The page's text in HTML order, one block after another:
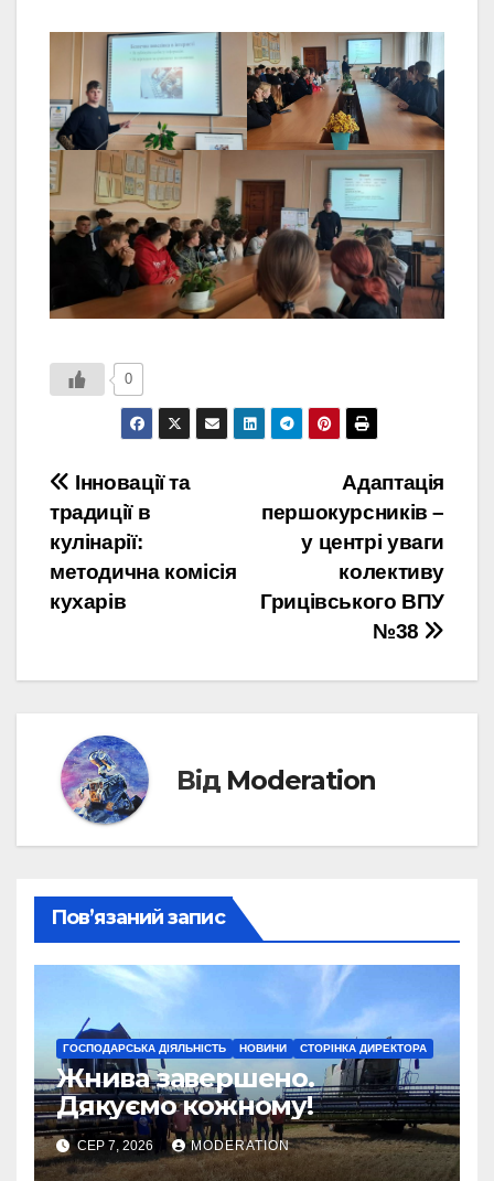
0
Навігація
записів
Адаптація
першокурсників –
у центрі уваги
колективу
Грицівського ВПУ
№38
Інновації та
традиції в
кулінарії:
методична комісія
кухарів
Від Moderation
Пов’язаний запис
ГОСПОДАРСЬКА ДІЯЛЬНІСТЬ НОВИНИ СТОРІНКА ДИРЕКТОРА
Жнива завершено.
Дякуємо кожному!
СЕР 7, 2026 MODERATION